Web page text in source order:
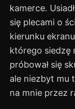
kamerce.
się plecami o
kierunku
którego siedzę
próbował się
ale niezbyt mu
na mnie przez